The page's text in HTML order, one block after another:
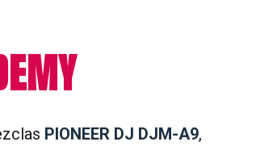
PIONEER DJ DJM-A9,